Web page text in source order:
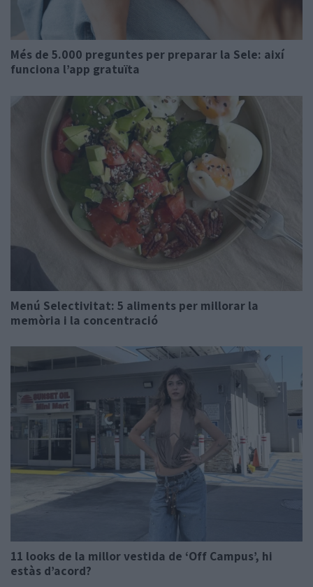
Més de 5.000 preguntes per preparar la Sele: així
funciona l’app gratuïta
Menú Selectivitat: 5 aliments per millorar la
memòria i la concentració
11 looks de la millor vestida de ‘Off Campus’, hi
estàs d’acord?